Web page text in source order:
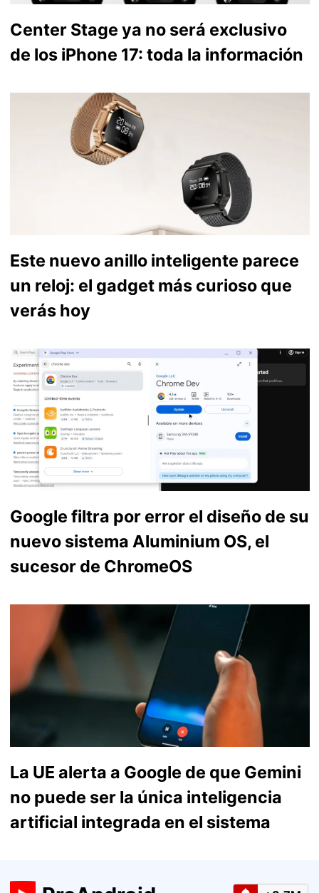
Center Stage ya no será exclusivo
de los iPhone 17: toda la información
Este nuevo anillo inteligente parece
un reloj: el gadget más curioso que
verás hoy
Google filtra por error el diseño de su
nuevo sistema Aluminium OS, el
sucesor de ChromeOS
La UE alerta a Google de que Gemini
no puede ser la única inteligencia
artificial integrada en el sistema